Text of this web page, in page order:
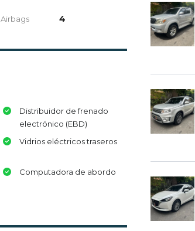
Airbags 4
Distribuidor de frenado
electrónico (EBD)
Vidrios eléctricos traseros
Computadora de abordo